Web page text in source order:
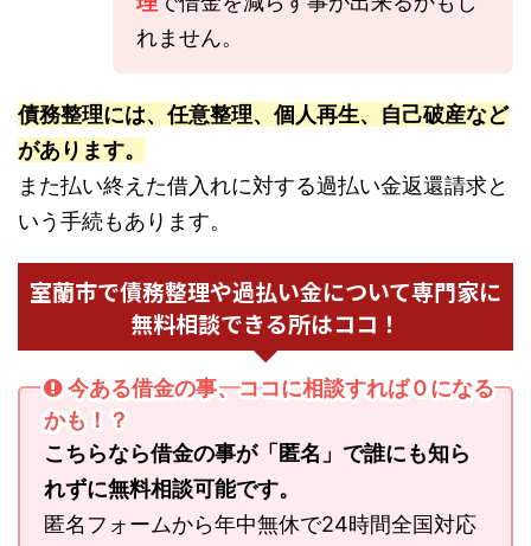
れません。
債務整理には、任意整理、個人再生、自己破産など
があります。
また払い終えた借入れに対する過払い金返還請求と
いう手続もあります。
室蘭市で債務整理や過払い金について専門家に
無料相談できる所はココ！
今ある借金の事、ココに相談すれば０になる
かも！？
こちらなら借金の事が「匿名」で誰にも知ら
れずに無料相談可能です。
匿名フォームから年中無休で24時間全国対応